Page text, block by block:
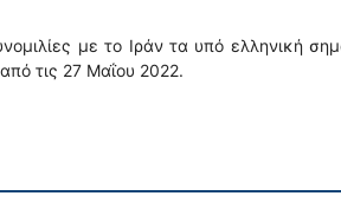
με το Ιράν τα υπό ελληνική
τις 27 Μαΐου 2022.